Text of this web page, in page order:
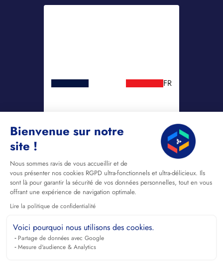
Bienvenue sur notre
site !
Nous sommes ravis de vous accueillir et de
vous présenter nos cookies RGPD ultra-fonctionnels et ultra-délicieux. Ils
sont là pour garantir la sécurité de vos données personnelles, tout en vous
offrant une expérience de navigation optimale.
Lire la politique de confidentialité
Voici pourquoi nous utilisons des cookies.
Partage de données avec Google
Mesure d'audience & Analytics
FR